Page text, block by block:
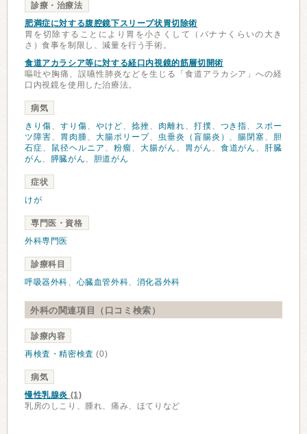
診療・治療法
肥満症に対する腹腔鏡下スリーブ状胃切除術
胃を切除することにより胃を小さくして（バナナくらいの大き
さ）食事を制限し、減量を行う手術。
食道アカラシア等に対する経口内視鏡的筋層切開術
嘔吐や胸痛、誤嚥性肺炎などを生じる「食道アラカシア」への経
口内視鏡を使用した治療法。
病気
きり傷、 すり傷、 やけど、 捻挫、 肉離れ、 打撲、 つき指、 スポー
ツ障害、 胃肉腫、 大腸ポリープ、 虫垂炎（盲腸炎） 、 腸閉塞、 胆
石症、 鼠径ヘルニア 、 粉瘤、 大腸がん 、 胃がん 、 食道がん 、 肝臓
がん、 膵臓がん、 胆道がん
症状
けが
専門医・資格
外科専門医
診療科目
呼吸器外科、 心臓血管外科、 消化器外科
外科の関連項目（口コミ検索）
診療内容
再検査・精密検査 (0)
病気
慢性乳腺炎 (1)
乳房のしこり、腫れ、痛み、ほてりなど